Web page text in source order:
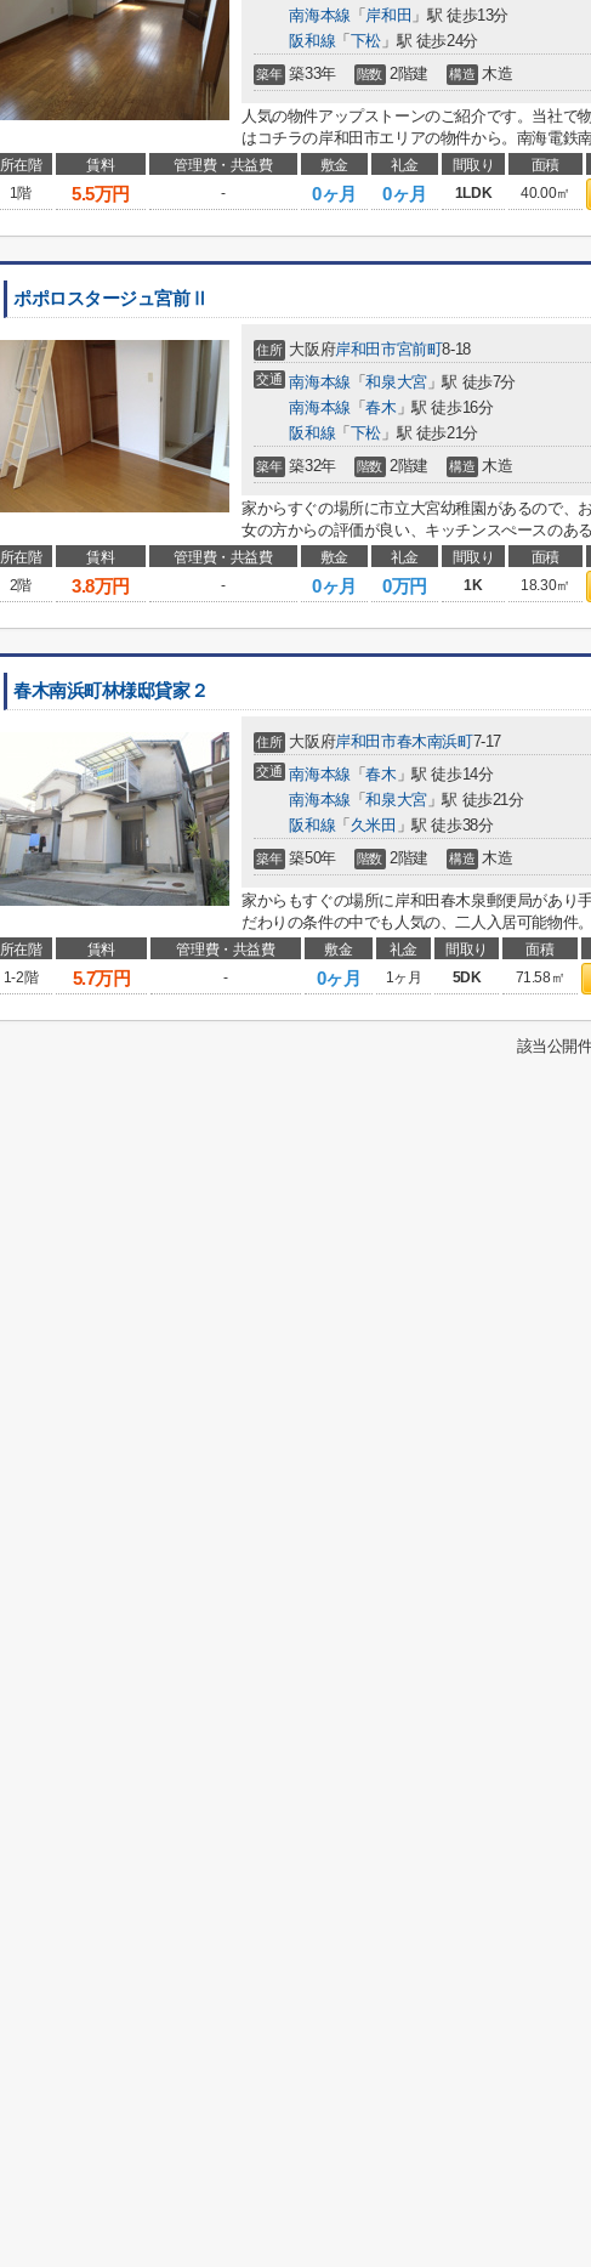
南海本線 「 岸和田 」駅 徒歩13分
阪和線 「 下松 」駅 徒歩24分
築年 築33年 階数 2階建 構造 木造
人気の物件アップストーンのご紹介です。当社で
はコチラの岸和田市エリアの物件から。南海電鉄
所在階 賃料 管理費・共益費 敷金 礼金 間取り 面積
1階
5.5万円 - 0ヶ月 0ヶ月 1LDK 40.00㎡
ポポロスタージュ宮前Ⅱ
住所 大阪府岸和田市宮前町8-18
交通 南海本線 「和泉大宮」駅 徒歩7分
南海本線 「春木 」駅 徒歩16分
阪和線 「 下松 」駅 徒歩21分
築年 築32年 階数 2階建 構造 木造
家からすぐの場所に市立大宮幼稚園があるので、
女の方からの評価が良い、キッチンスぺースのあ
所在階 賃料 管理費・共益費 敷金 礼金 間取り 面積
2階
3.8万円 - 0ヶ月 0万円 1K 18.30㎡
春木南浜町林様邸貸家２
住所 大阪府岸和田市春木南浜町7-17
交通 南海本線 「春木 」駅 徒歩14分
南海本線 「和泉大宮」駅 徒歩21分
阪和線 「 久米田 」駅 徒歩38分
築年 築50年 階数 2階建 構造 木造
家からもすぐの場所に岸和田春木泉郵便局があり
だわりの条件の中でも人気の、二人入居可能物件
所在階 賃料 管理費・共益費 敷金 礼金 間取り 面積
1-2階
5.7万円 - 0ヶ月 1ヶ月 5DK 71.58㎡
該当公開